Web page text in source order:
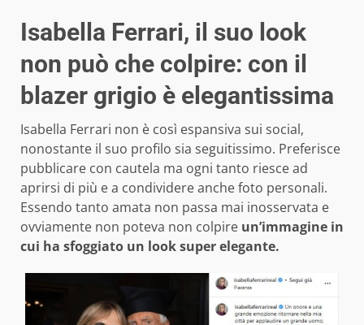
Isabella Ferrari, il suo look
non può che colpire: con il
blazer grigio è elegantissima
Isabella Ferrari non è così espansiva sui social,
nonostante il suo profilo sia seguitissimo. Preferisce
pubblicare con cautela ma ogni tanto riesce ad
aprirsi di più e a condividere anche foto personali.
Essendo tanto amata non passa mai inosservata e
ovviamente non poteva non colpire un’immagine in
cui ha sfoggiato un look super elegante.